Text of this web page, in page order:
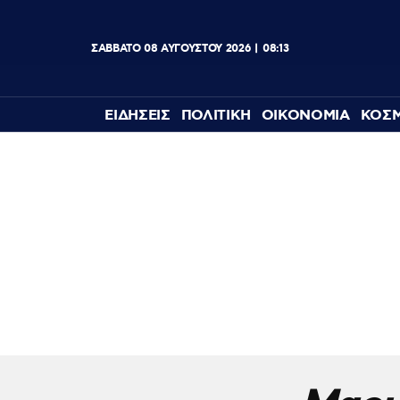
ΣΑΒΒΑΤΟ 08 ΑΥΓΟΥΣΤΟΥ 2026 08:13
ΕΙΔΗΣΕΙΣ ΠΟΛΙΤΙΚΗ ΟΙΚΟΝΟΜΙΑ